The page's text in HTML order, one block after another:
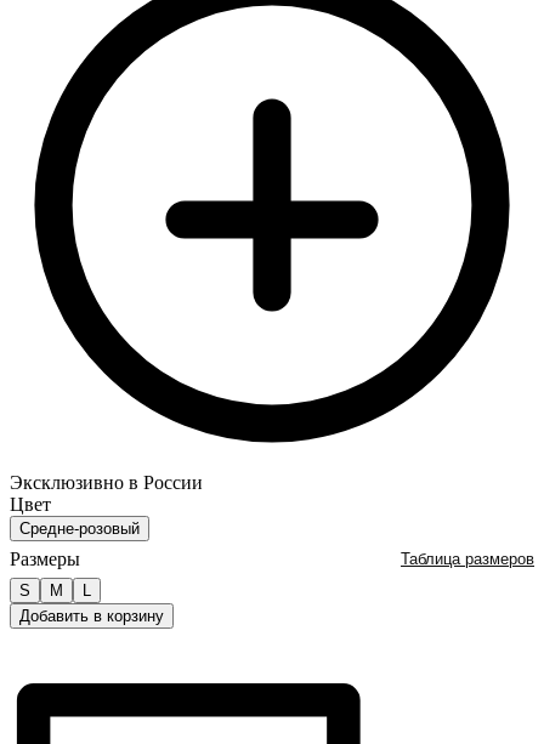
Эксклюзивно в России
Цвет
Средне-розовый
Размеры
Таблица размеров
S
M
L
Добавить в корзину